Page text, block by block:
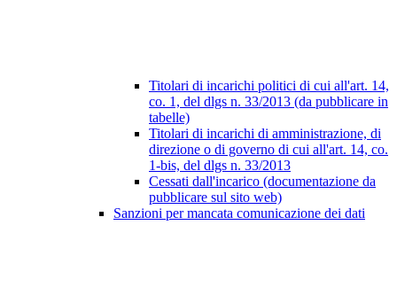
Titolari di incarichi politici di cui all'art. 14,
co. 1, del dlgs n. 33/2013 (da pubblicare in
tabelle)
Titolari di incarichi di amministrazione, di
direzione o di governo di cui all'art. 14, co.
1-bis, del dlgs n. 33/2013
Cessati dall'incarico (documentazione da
pubblicare sul sito web)
Sanzioni per mancata comunicazione dei dati